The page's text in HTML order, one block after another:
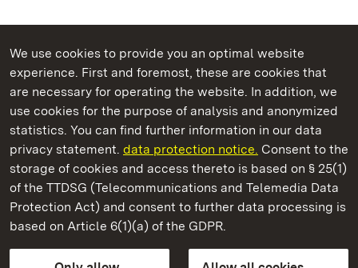
We use cookies to provide you an optimal website
experience. First and foremost, these are cookies that
are necessary for operating the website. In addition, we
use cookies for the purpose of analysis and anonymized
statistics. You can find further information in our data
privacy statement. data protection notice. Consent to the
storage of cookies and access thereto is based on § 25(1)
of the TTDSG (Telecommunications and Telemedia Data
Protection Act) and consent to further data processing is
based on Article 6(1)(a) of the GDPR.
State Palaces and Gardens of Baden-Wuerttemberg
Solitude Palace
State Palaces and Gardens of Baden-Wuerttemberg